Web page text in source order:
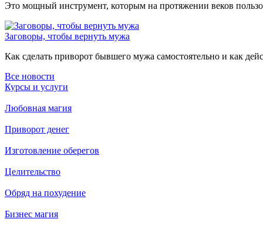
Это мощный инструмент, которым на протяжении веков
Заговоры, чтобы вернуть мужа
Как сделать приворот бывшего мужа самостоятельно и как
Все новости
Курсы и услуги
Любовная магия
Приворот денег
Изготовление оберегов
Целительство
Обряд на похудение
Бизнес магия